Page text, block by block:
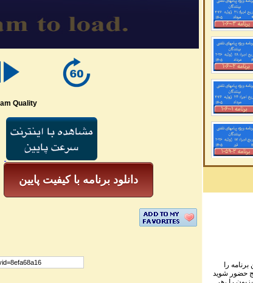
Quality
دانلود برنامه با کیفیت پایین
را
حضور شوید